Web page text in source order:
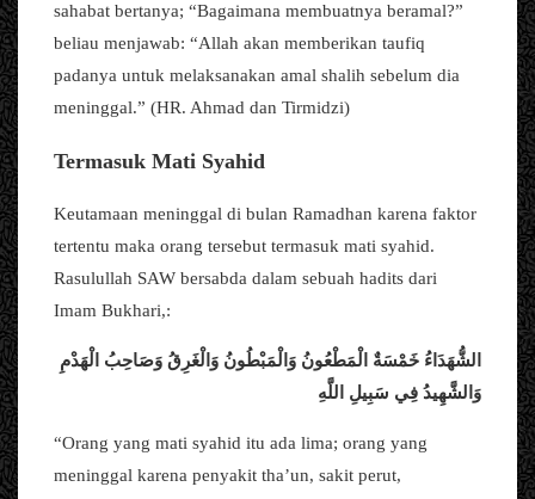
sahabat bertanya; “Bagaimana membuatnya beramal?”
beliau menjawab: “Allah akan memberikan taufiq
padanya untuk melaksanakan amal shalih sebelum dia
meninggal.” (HR. Ahmad dan Tirmidzi)
Termasuk Mati Syahid
Keutamaan meninggal di bulan Ramadhan karena faktor
tertentu maka orang tersebut termasuk mati syahid.
Rasulullah SAW bersabda dalam sebuah hadits dari
Imam Bukhari,:
الشُّهَدَاءُ خَمْسَةٌ الْمَطْعُونُ وَالْمَبْطُونُ وَالْغَرِقُ وَصَاحِبُ الْهَدْمِ
وَالشَّهِيدُ فِي سَبِيلِ اللَّهِ
“Orang yang mati syahid itu ada lima; orang yang
meninggal karena penyakit tha’un, sakit perut,